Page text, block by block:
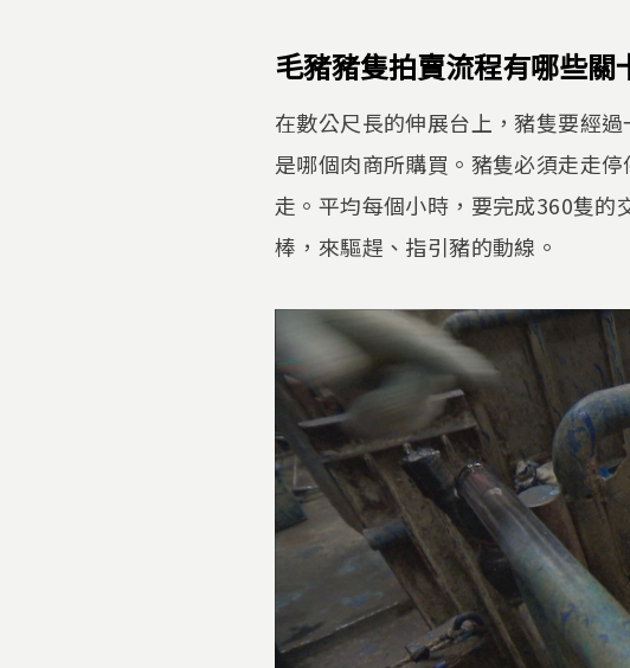
毛豬豬隻拍賣流程有哪些關
在數公尺長的伸展台上，豬隻要經
是哪個肉商所購買。豬隻必須走走
走。平均每個小時，要完成360隻
棒，來驅趕、指引豬的動線。